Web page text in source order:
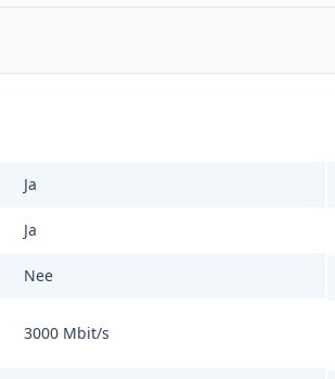
Ja
Ja
Nee
3000 Mbit/s